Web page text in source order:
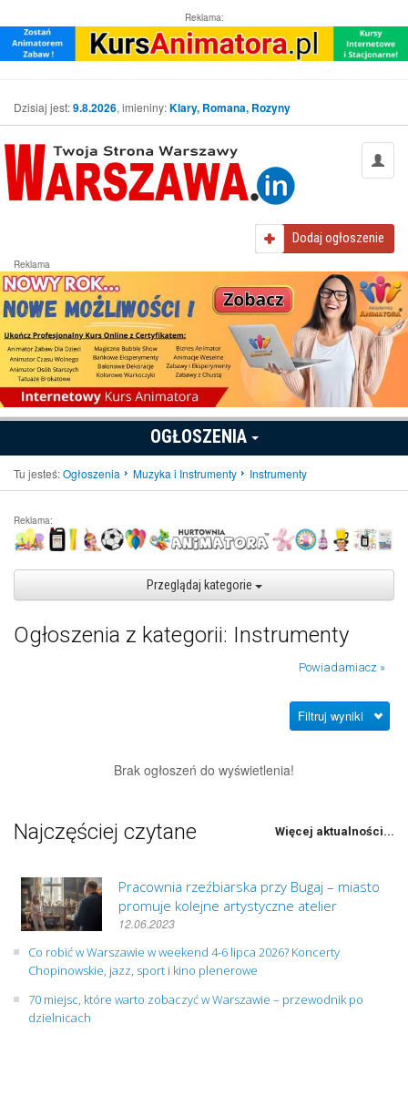
Reklama:
Dzisiaj jest:9.8.2026, imieniny:Klary, Romana, Rozyny
Dodaj ogłoszenie
Reklama
OGŁOSZENIA
Tu jesteś:Ogłoszenia Muzyka i Instrumenty Instrumenty
Reklama:
Przeglądaj kategorie
Ogłoszenia z kategorii: Instrumenty
Powiadamiacz »
Filtruj wyniki
Brak ogłoszeń do wyświetlenia!
Najczęściej czytane Więcej aktualności...
Pracownia rzeźbiarska przy Bugaj – miasto
promuje kolejne artystyczne atelier
12.06.2023
Co robić w Warszawie w weekend 4-6 lipca 2026? Koncerty
Chopinowskie, jazz, sport i kino plenerowe
70 miejsc, które warto zobaczyć w Warszawie – przewodnik po
dzielnicach